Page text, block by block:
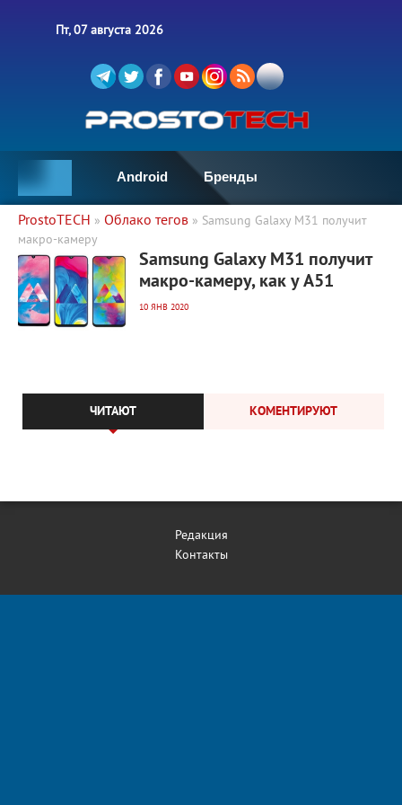
Пт, 07 августа 2026
Android Бренды
ProstoTECH » Облако тегов » Samsung Galaxy M31 получит
макро-камеру
2 980 0
Samsung Galaxy M31 получит
макро-камеру, как у A51
10 ЯНВ 2020
ЧИТАЮТ КОМЕНТИРУЮТ
Редакция
Контакты